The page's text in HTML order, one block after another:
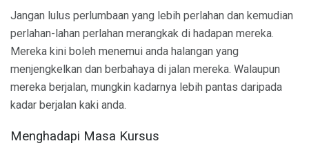
Jangan lulus perlumbaan yang lebih perlahan dan kemudian
perlahan-lahan perlahan merangkak di hadapan mereka.
Mereka kini boleh menemui anda halangan yang
menjengkelkan dan berbahaya di jalan mereka. Walaupun
mereka berjalan, mungkin kadarnya lebih pantas daripada
kadar berjalan kaki anda.
Menghadapi Masa Kursus